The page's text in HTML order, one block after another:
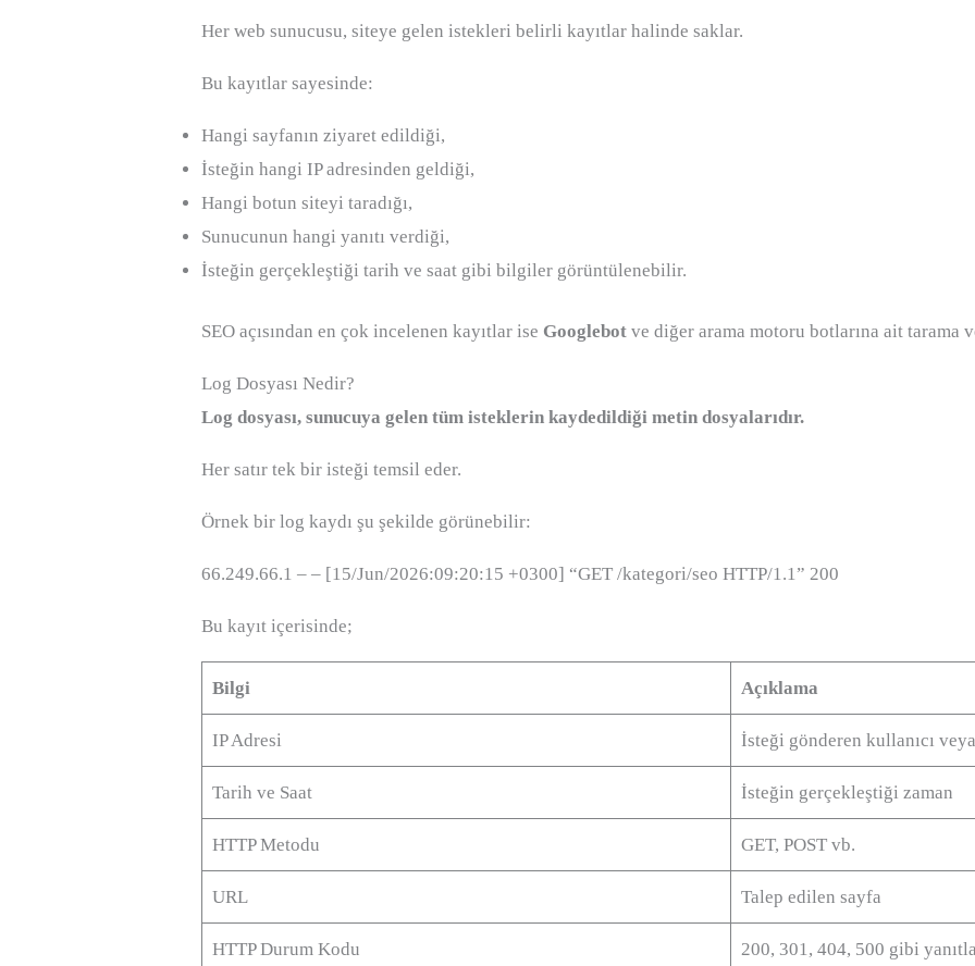
Her web sunucusu, siteye gelen istekleri belirli kayıtlar halinde saklar.
Bu kayıtlar sayesinde:
Hangi sayfanın ziyaret edildiği,
İsteğin hangi IP adresinden geldiği,
Hangi botun siteyi taradığı,
Sunucunun hangi yanıtı verdiği,
İsteğin gerçekleştiği tarih ve saat gibi bilgiler görüntülenebilir.
SEO açısından en çok incelenen kayıtlar ise Googlebot ve diğer arama motoru botlarına ait tarama
Log Dosyası Nedir?
Log dosyası, sunucuya gelen tüm isteklerin kaydedildiği metin dosyalarıdır.
Her satır tek bir isteği temsil eder.
Örnek bir log kaydı şu şekilde görünebilir:
66.249.66.1 – – [15/Jun/2026:09:20:15 +0300] “GET /kategori/seo HTTP/1.1” 200
Bu kayıt içerisinde;
Bilgi Açıklama
IP Adresi İsteği gönderen kullanıcı
Tarih ve Saat İsteğin gerçekleştiği zaman
HTTP Metodu GET, POST vb.
URL Talep edilen sayfa
HTTP Durum Kodu 200, 301, 404, 500 gibi